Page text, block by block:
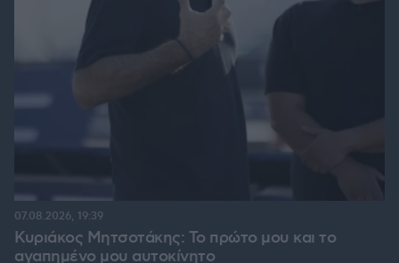
Κυριάκος Μητσοτάκης: Το πρώτο μου και το
αγαπημένο μου αυτοκίνητο
07.08.2026, 19:39